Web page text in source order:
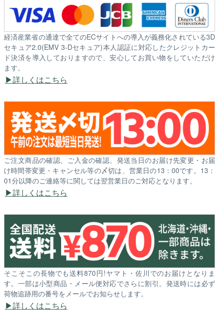
経済産業省の通達で全てのECサイトへの導入が義務化されている3D
セキュア2.0(EMV 3-Dセキュア)本人認証に対応したクレジットカー
ド決済を導入しておりますので、安心してお買い物をしていただけ
ます。
詳しくはこちら
ご注文商品の確認、ご入金の確認、発送当日のお届け先変更・お届
け時間帯変更・キャンセル等の〆切は、営業日の13：00です。13：
01分以降のご連絡等に関しては翌営業日のご対応となります。
詳しくはこちら
そこそこの長物でも送料870円!ヤマト・佐川でのお届けとなりま
す。一部は小型商品・メール便対応でさらに割引。発送時には必ず
荷物追跡用の番号をメールでお知らせします。
詳しくはこちら